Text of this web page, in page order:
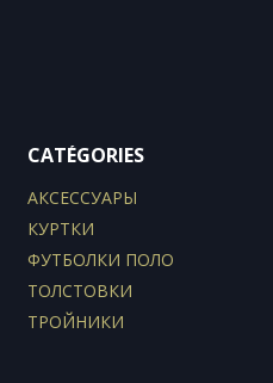
CATÉGORIES
АКСЕССУАРЫ
КУРТКИ
ФУТБОЛКИ ПОЛО
ТОЛСТОВКИ
ТРОЙНИКИ